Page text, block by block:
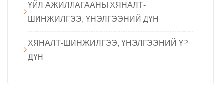
ҮЙЛ АЖИЛЛАГААНЫ ХЯНАЛТ-
ШИНЖИЛГЭЭ, ҮНЭЛГЭЭНИЙ ДҮН
ХЯНАЛТ-ШИНЖИЛГЭЭ, ҮНЭЛГЭЭНИЙ ҮР
ДҮН